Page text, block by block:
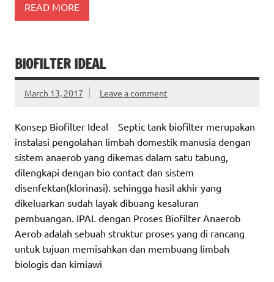
READ MORE
BIOFILTER IDEAL
March 13, 2017 Leave a comment
Konsep Biofilter Ideal Septic tank biofilter merupakan
instalasi pengolahan limbah domestik manusia dengan
sistem anaerob yang dikemas dalam satu tabung,
dilengkapi dengan bio contact dan sistem
disenfektan(klorinasi). sehingga hasil akhir yang
dikeluarkan sudah layak dibuang kesaluran
pembuangan. IPAL dengan Proses Biofilter Anaerob
Aerob adalah sebuah struktur proses yang di rancang
untuk tujuan memisahkan dan membuang limbah
biologis dan kimiawi